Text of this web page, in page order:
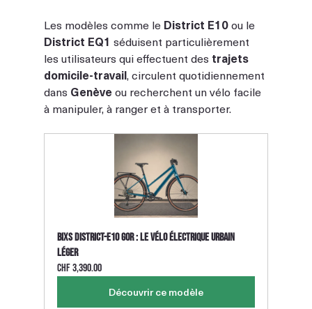
Les modèles comme le District E10 ou le
District EQ1 séduisent particulièrement
les utilisateurs qui effectuent des trajets
domicile-travail, circulent quotidiennement
dans Genève ou recherchent un vélo facile
à manipuler, à ranger et à transporter.
BIXS District-E10 GOR : le vélo électrique urbain
léger
CHF 3,390.00
Découvrir ce modèle